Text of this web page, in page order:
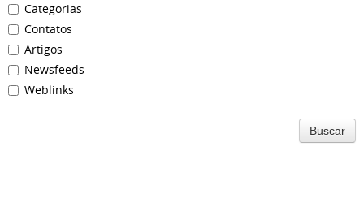
Categorias
Contatos
Artigos
Newsfeeds
Weblinks
Buscar